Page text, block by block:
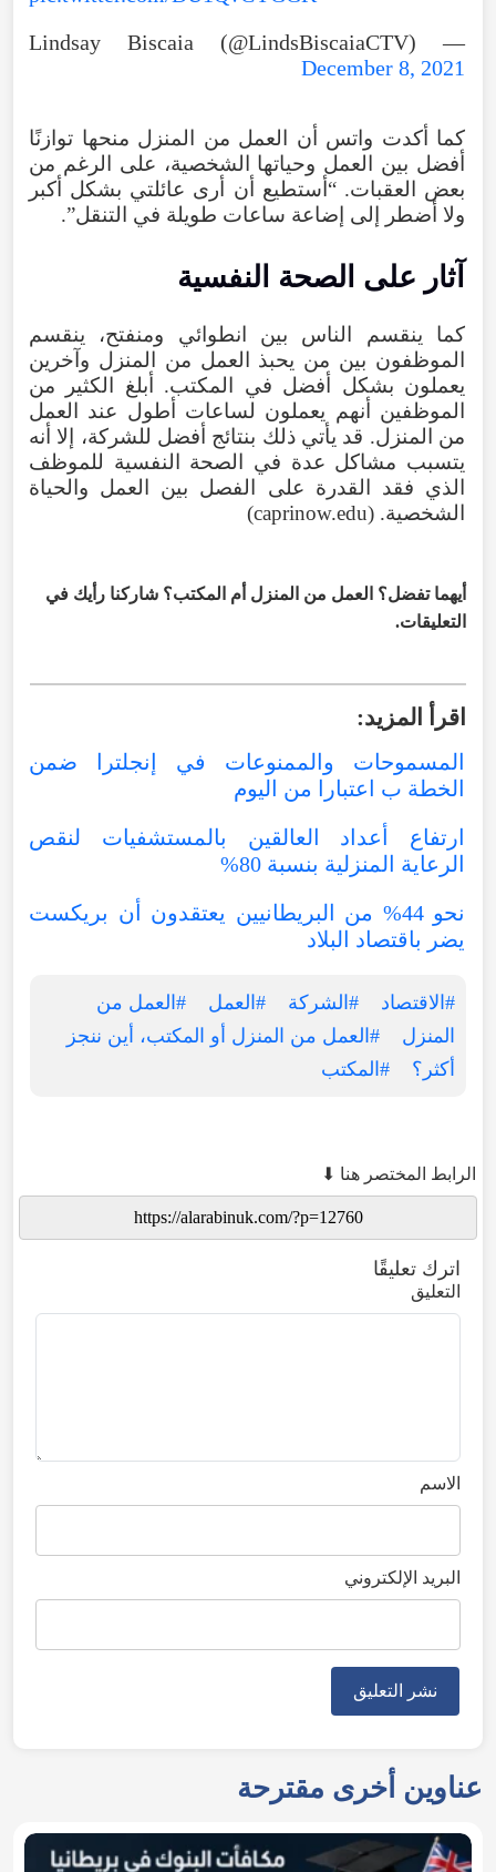
— Lindsay Biscaia (@LindsBiscaiaCTV)
December 8, 2021
كما أكدت واتس أن العمل من المنزل منحها توازنًا
أفضل بين العمل وحياتها الشخصية، على الرغم من
بعض العقبات. “أستطيع أن أرى عائلتي بشكل أكبر
ولا أضطر إلى إضاعة ساعات طويلة في التنقل”.
آثار على الصحة النفسية
كما ينقسم الناس بين انطوائي ومنفتح، ينقسم
الموظفون بين من يحبذ العمل من المنزل وآخرين
يعملون بشكل أفضل في المكتب. أبلغ الكثير من
الموظفين أنهم يعملون لساعات أطول عند العمل
من المنزل. قد يأتي ذلك بنتائج أفضل للشركة، إلا أنه
يتسبب مشاكل عدة في الصحة النفسية للموظف
الذي فقد القدرة على الفصل بين العمل والحياة
الشخصية. (caprinow.edu)
أيهما تفضل؟ العمل من المنزل أم المكتب؟ شاركنا رأيك في
التعليقات.
اقرأ المزيد:
المسموحات والممنوعات في إنجلترا ضمن
الخطة ب اعتبارا من اليوم
ارتفاع أعداد العالقين بالمستشفيات لنقص
الرعاية المنزلية بنسبة 80%
نحو 44% من البريطانيين يعتقدون أن بريكست
يضر باقتصاد البلاد
#الاقتصاد #الشركة #العمل
#العمل من
المنزل
#العمل من المنزل أو المكتب، أين ننجز
أكثر؟
#المكتب
الرابط المختصر هنا ⬇
اترك تعليقًا
التعليق
الاسم
البريد الإلكتروني
عناوين أخرى مقترحة